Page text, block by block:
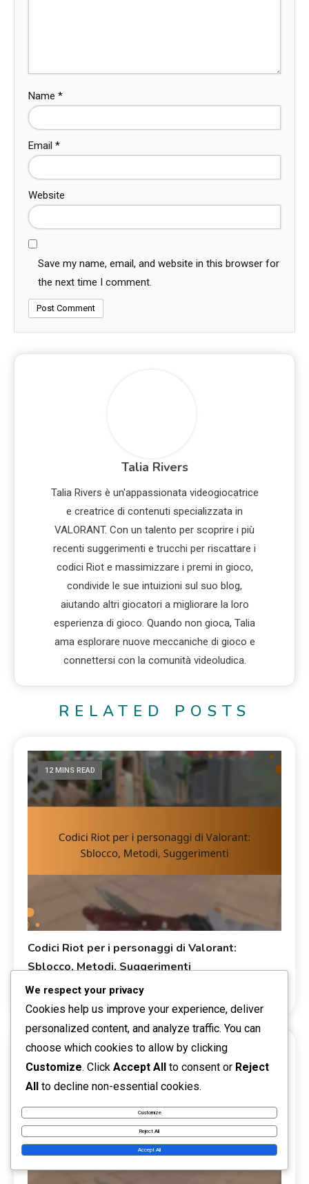
Name *
Email *
Website
Save my name, email, and website in this browser for
the next time I comment.
Talia Rivers
Talia Rivers è un'appassionata videogiocatrice
e creatrice di contenuti specializzata in
VALORANT. Con un talento per scoprire i più
recenti suggerimenti e trucchi per riscattare i
codici Riot e massimizzare i premi in gioco,
condivide le sue intuizioni sul suo blog,
aiutando altri giocatori a migliorare la loro
esperienza di gioco. Quando non gioca, Talia
ama esplorare nuove meccaniche di gioco e
connettersi con la comunità videoludica.
RELATED POSTS
12 MINS READ
Codici Riot per i personaggi di Valorant:
Sblocco, Metodi, Suggerimenti
Riscatto del Codice Riot
13 MINS READ
We respect your privacy
Cookies help us improve your experience, deliver
personalized content, and analyze traffic. You can
choose which cookies to allow by clicking
Customize. Click Accept All to consent or Reject
All to decline non-essential cookies.
Customize
Reject All
Accept All